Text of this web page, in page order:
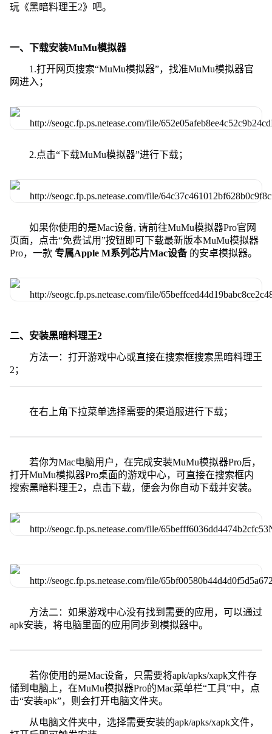
玩《黑暗料理王2》吧。
一、下载安装MuMu模拟器
1.打开网页搜索“MuMu模拟器”，找准MuMu模拟器官
网进入；
2.点击“下载MuMu模拟器”进行下载；
如果你使用的是Mac设备, 请前往MuMu模拟器Pro官网
页面，点击“免费试用”按钮即可下载最新版本MuMu模拟器
Pro，一款 专属Apple M系列芯片Mac设备 的安卓模拟器。
二、安装黑暗料理王2
方法一：打开游戏中心或直接在搜索框搜索黑暗料理王
2；
在右上角下拉菜单选择需要的渠道服进行下载；
若你为Mac电脑用户，在完成安装MuMu模拟器Pro后，
打开MuMu模拟器Pro桌面的游戏中心，可直接在搜索框内
搜索黑暗料理王2，点击下载，便会为你自动下载并安装。
方法二：如果游戏中心没有找到需要的应用，可以通过
apk安装，将电脑里面的应用同步到模拟器中。
若你使用的是Mac设备，只需要将apk/apks/xapk文件存
储到电脑上，在MuMu模拟器Pro的Mac菜单栏“工具”中，点
击“安装apk”，则会打开电脑文件夹。
从电脑文件夹中，选择需要安装的apk/apks/xapk文件，